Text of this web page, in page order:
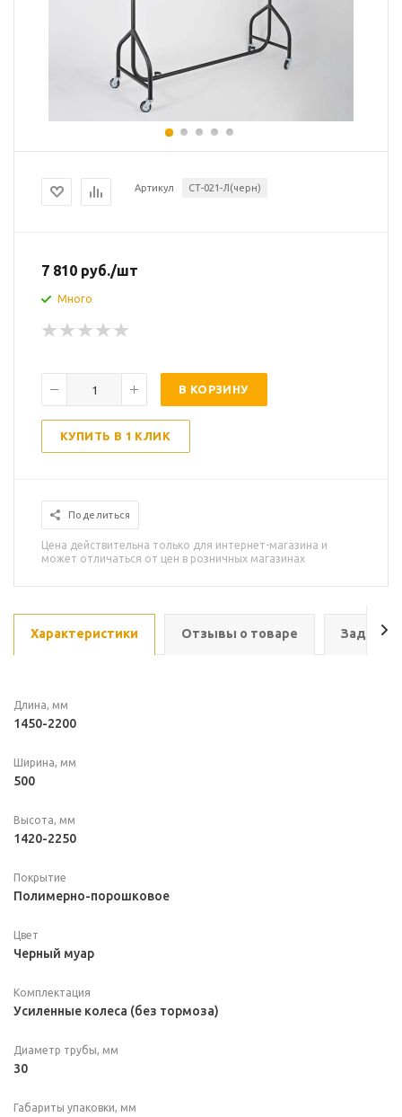
Артикул СТ-021-Л(черн)
7 810 руб./шт
Много
В КОРЗИНУ
КУПИТЬ В 1 КЛИК
Поделиться
Цена действительна только для интернет-магазина и
может отличаться от цен в розничных магазинах
Характеристики Отзывы о товаре Задать
Длина, мм
1450-2200
Ширина, мм
500
Высота, мм
1420-2250
Покрытие
Полимерно-порошковое
Цвет
Черный муар
Комплектация
Усиленные колеса (без тормоза)
Диаметр трубы, мм
30
Габариты упаковки, мм